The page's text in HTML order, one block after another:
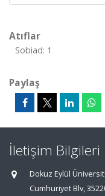
Atıflar
Sobiad: 1
Paylaş
İletişim Bilgileri
Dokuz Eylül
Cumhuriyet Blv,